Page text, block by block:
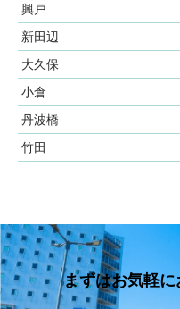
興戸
新田辺
大久保
小倉
丹波橋
竹田
まずはお気軽